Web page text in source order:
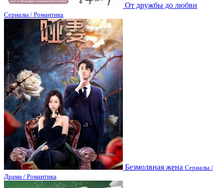
От дружбы до любви
Сериалы / Романтика
Безмолвная жена Сериалы /
Драма / Романтика